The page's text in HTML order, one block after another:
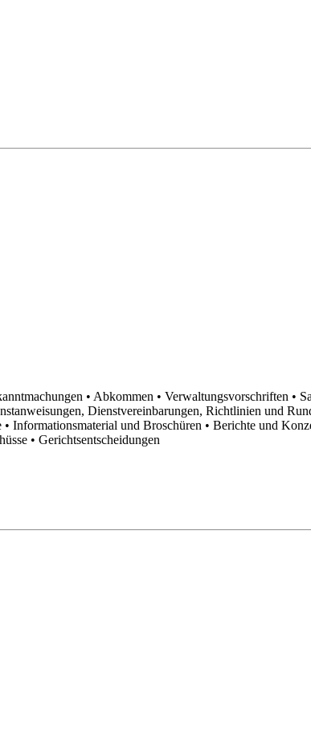
• Abkommen • Verwaltungsvorschriften •
Dienstvereinbarungen, Richtlinien und
• Informationsmaterial und Broschüren • Berichte und
• Gerichtsentscheidungen